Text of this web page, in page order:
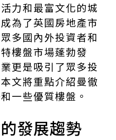
力和最富文化的城
為了英國房地產市
多國內外投資者和
樓盤市場蓬勃發
更是吸引了眾多投
文將重點介紹曼徹
一些優質樓盤。
發展趨勢